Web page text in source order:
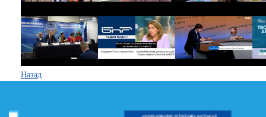
Назад